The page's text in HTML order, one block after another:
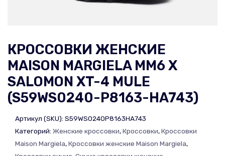
КРОССОВКИ ЖЕНСКИЕ
MAISON MARGIELA MM6 X
SALOMON XT-4 MULE
(S59WS0240-P8163-HA743)
Артикул (SKU): S59WS0240P8163HA743
Категорий: Женские кроссовки,Кроссовки,Кроссовки
Maison Margiela,Кроссовки женские Maison Margiela,